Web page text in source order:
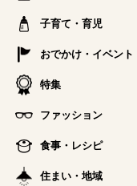
子育て・育児
おでかけ・イベント
特集
ファッション
食事・レシピ
住まい・地域